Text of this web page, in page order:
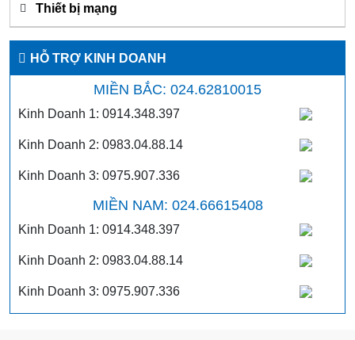
Thiết bị mạng
HỖ TRỢ KINH DOANH
MIỀN BẮC: 024.62810015
Kinh Doanh 1: 0914.348.397
Kinh Doanh 2: 0983.04.88.14
Kinh Doanh 3: 0975.907.336
MIỀN NAM: 024.66615408
Kinh Doanh 1: 0914.348.397
Kinh Doanh 2: 0983.04.88.14
Kinh Doanh 3: 0975.907.336